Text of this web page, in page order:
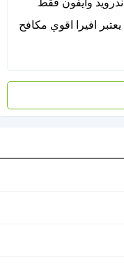
وايفون فقط
افيرا اقوي مكافح